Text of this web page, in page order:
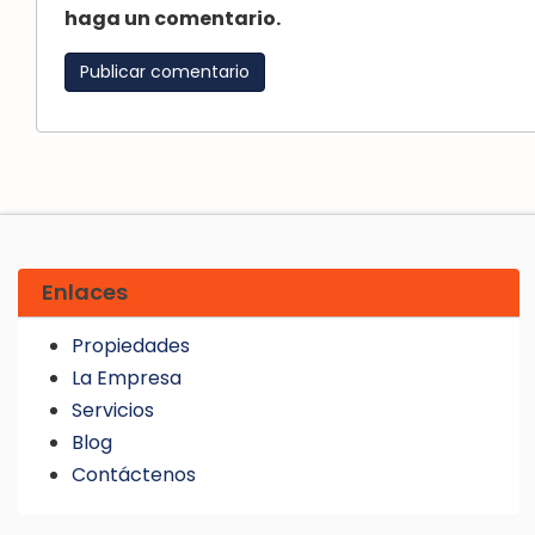
haga un comentario.
Enlaces
Propiedades
La Empresa
Servicios
Blog
Contáctenos